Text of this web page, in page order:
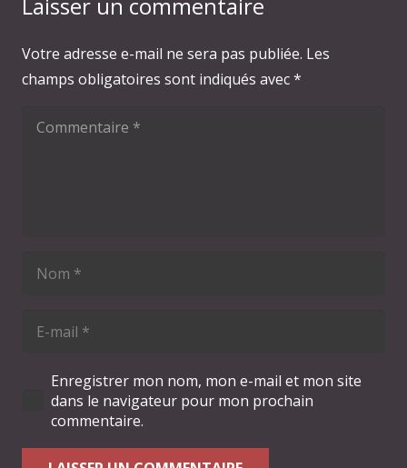
Votre adresse e-mail ne sera pas publiée. Les
champs obligatoires sont indiqués avec*
Enregistrer mon nom, mon e-mail et mon site
dans le navigateur pour mon prochain
commentaire.